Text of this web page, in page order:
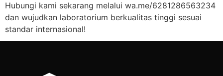
Hubungi kami sekarang melalui wa.me/6281286563234
dan wujudkan laboratorium berkualitas tinggi sesuai
standar internasional!